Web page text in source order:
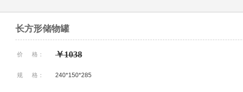
长方形储物罐
价 格： ￥1038
规 格： 240*150*285